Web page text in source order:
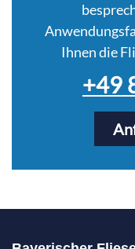
Ihnen die
+49